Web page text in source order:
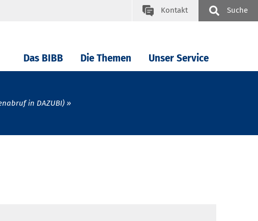
Kontakt Suche
Das BIBB Die Themen Unser Service
in DAZUBI)